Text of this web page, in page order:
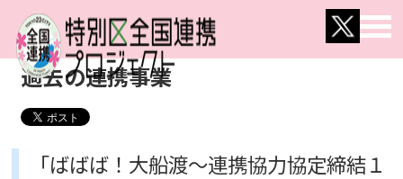
過去の連携事業
「ばばば！大船渡～連携協力協定締結１